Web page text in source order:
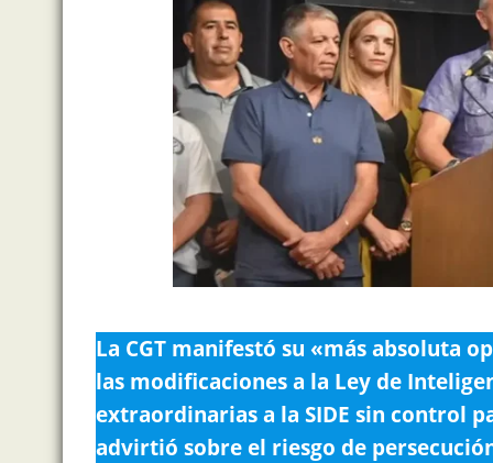
La CGT manifestó su «más absoluta
las modificaciones a la Ley de
extraordinarias a la SIDE sin control
advirtió sobre el riesgo de